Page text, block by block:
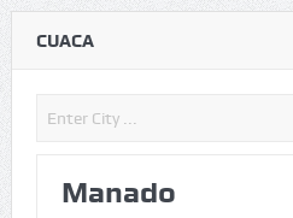
CUACA
Manado